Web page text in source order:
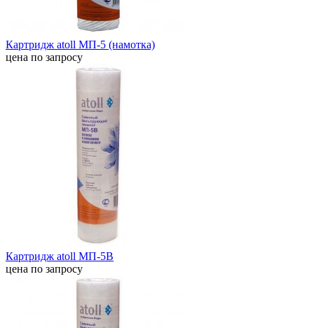
Картридж atoll МП-5 (намотка)
цена по запросу
Картридж atoll МП-5В
цена по запросу